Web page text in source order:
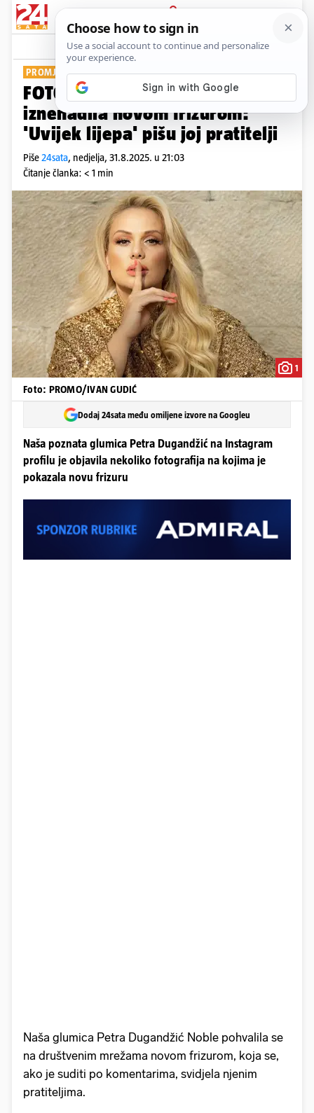
PRIJAVA
Show Komentari
PROMJENA IMIDŽA
FOTO Glumica Petra Dugandžić
iznenadila novom frizurom:
'Uvijek lijepa' pišu joj pratitelji
Piše24sata, nedjelja, 31.8.2025. u 21:03
Čitanje članka: < 1 min
1
Foto: PROMO/IVAN GUDIĆ
Dodaj 24sata među omiljene izvore na Googleu
Naša poznata glumica Petra Dugandžić na Instagram
profilu je objavila nekoliko fotografija na kojima je
pokazala novu frizuru
Naša glumica Petra Dugandžić Noble pohvalila se
na društvenim mrežama novom frizurom, koja se,
ako je suditi po komentarima, svidjela njenim
pratiteljima.